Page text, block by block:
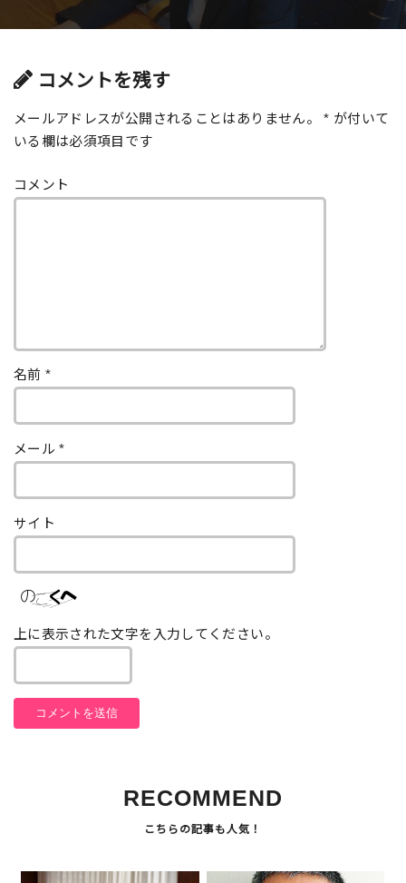
コメントを残す
メールアドレスが公開されることはありません。 * が付いて
いる欄は必須項目です
コメント
名前 *
メール*
サイト
上に表示された文字を入力してください。
RECOMMEND